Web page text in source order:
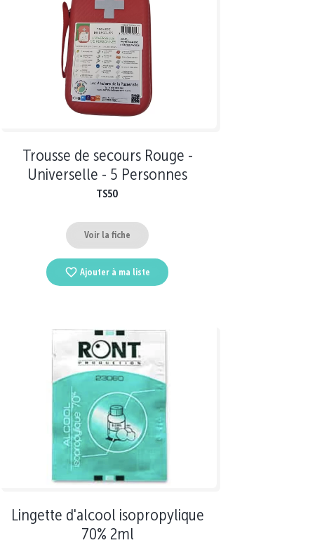
Trousse de secours Rouge -
Universelle - 5 Personnes
TS50
Voir la fiche
Ajouter à ma liste
Lingette d'alcool isopropylique
70% 2ml